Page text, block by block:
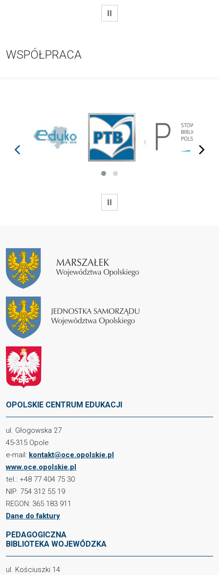
WSTRZYMAJ
WSPÓŁPRACA
prev next
WSTRZYMAJ
OPOLSKIE CENTRUM EDUKACJI
ul. Głogowska 27
45-315 Opole
e-mail: kontakt@oce.opolskie.pl
www.oce.opolskie.pl
tel.: +48 77 404 75 30
NIP: 754 312 55 19
REGON: 365 183 911
Dane do faktury
PEDAGOGICZNA
BIBLIOTEKA WOJEWÓDZKA
ul. Kościuszki 14